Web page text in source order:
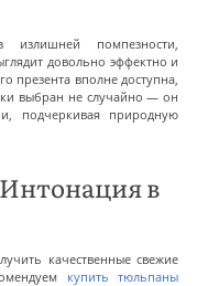
излишней помпезности,
довольно эффектно и
презента вполне доступна,
выбран не случайно — он
подчеркивая природную
в
качественные свежие
купить тюльпаны